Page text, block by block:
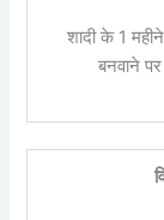
शादी के 1
बनवाने